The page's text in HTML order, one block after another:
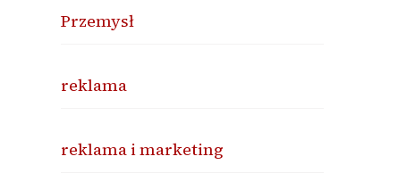
Przemysł
reklama
reklama i marketing